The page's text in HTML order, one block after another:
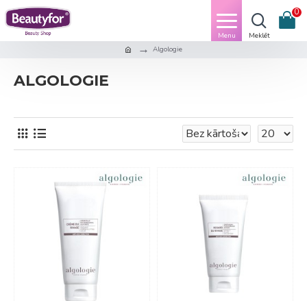
0
Algologie
ALGOLOGIE